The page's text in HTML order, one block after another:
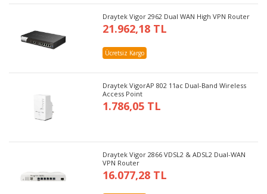
Draytek Vigor 2962 Dual WAN High VPN Router
21.962,18 TL
Ücretsiz Kargo
Draytek VigorAP 802 11ac Dual-Band Wireless
Access Point
1.786,05 TL
Draytek Vigor 2866 VDSL2 & ADSL2 Dual-WAN
VPN Router
16.077,28 TL